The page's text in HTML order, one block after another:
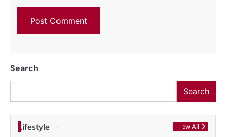
Search
Search
Lifestyle View All